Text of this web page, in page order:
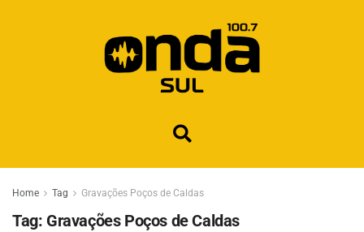
Home Tag Gravações Poços de Caldas
Tag: Gravações Poços de Caldas